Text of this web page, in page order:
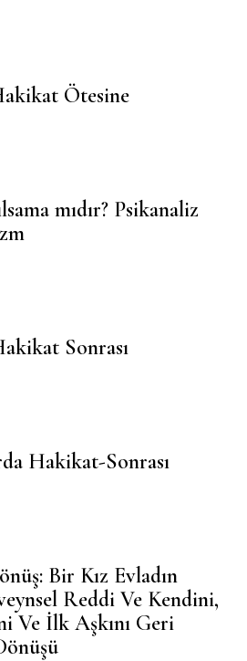
Ötesine
mıdır? Psikanaliz
Sonrası
Hakikat-Sonrası
Bir Kız Evladın
Reddi Ve Kendini,
Ve İlk Aşkını Geri